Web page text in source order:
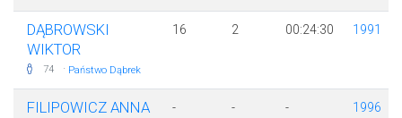
DĄBROWSKI
WIKTOR
74 · Państwo Dąbrek
16 2 00:24:30 1991
FILIPOWICZ ANNA - - - 1996